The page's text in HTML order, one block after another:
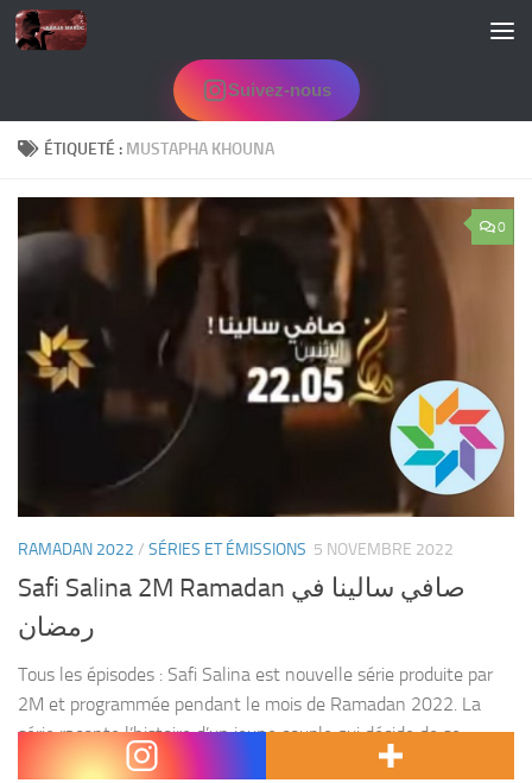
Skip to content
Suivez-nous
ÉTIQUETÉ : MUSTAPHA KHOUNA
0
RAMADAN 2022 / SÉRIES ET ÉMISSIONS 5 NOVEMBRE 2022
Safi Salina 2M Ramadan صافي سالينا في
رمضان
Tous les épisodes : Safi Salina est nouvelle série produite par
2M et programmée pendant le mois de Ramadan 2022. La
série raconte l’histoire d’un jeune couple qui décide de se
séparer, mais qui...